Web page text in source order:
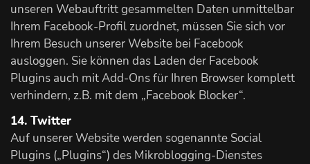
unseren Webauftritt gesammelten Daten unmittelbar
Ihrem Facebook-Profil zuordnet, müssen Sie sich vor
Ihrem Besuch unserer Website bei Facebook
ausloggen. Sie können das Laden der Facebook
Plugins auch mit Add-Ons für Ihren Browser komplett
verhindern, z.B. mit dem „Facebook Blocker“.
14. Twitter
Auf unserer Website werden sogenannte Social
Plugins („Plugins“) des Mikroblogging-Dienstes